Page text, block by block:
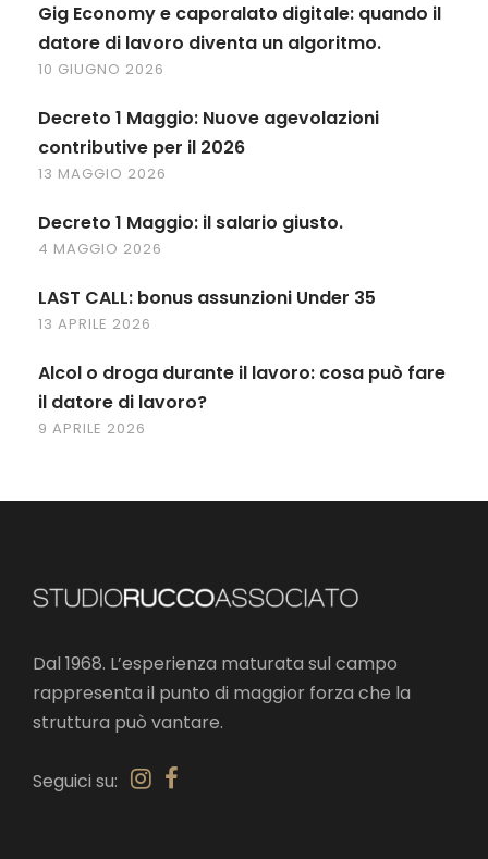
Gig Economy e caporalato digitale: quando il
datore di lavoro diventa un algoritmo.
10 GIUGNO 2026
Decreto 1 Maggio: Nuove agevolazioni
contributive per il 2026
13 MAGGIO 2026
Decreto 1 Maggio: il salario giusto.
4 MAGGIO 2026
LAST CALL: bonus assunzioni Under 35
13 APRILE 2026
Alcol o droga durante il lavoro: cosa può fare
il datore di lavoro?
9 APRILE 2026
Dal 1968. L’esperienza maturata sul campo
rappresenta il punto di maggior forza che la
struttura può vantare.
Seguici su: